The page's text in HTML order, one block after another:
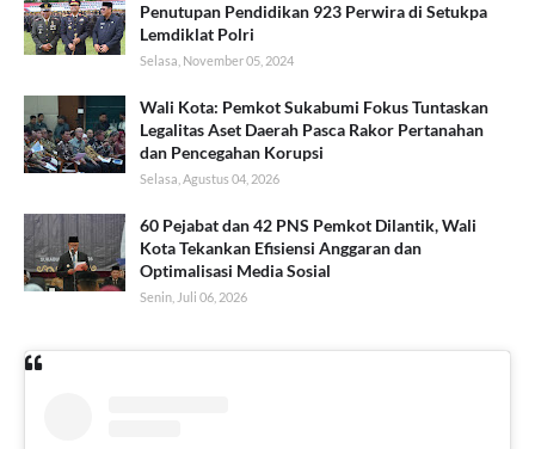
Penutupan Pendidikan 923 Perwira di Setukpa
Lemdiklat Polri
Selasa, November 05, 2024
Wali Kota: Pemkot Sukabumi Fokus Tuntaskan
Legalitas Aset Daerah Pasca Rakor Pertanahan
dan Pencegahan Korupsi
Selasa, Agustus 04, 2026
60 Pejabat dan 42 PNS Pemkot Dilantik, Wali
Kota Tekankan Efisiensi Anggaran dan
Optimalisasi Media Sosial
Senin, Juli 06, 2026